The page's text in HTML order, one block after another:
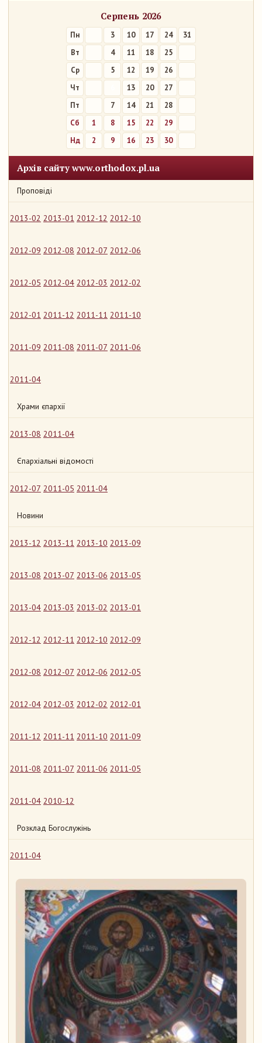
Серпень 2026
Пн 3 10 17 24
31
Вт
4 11 18
25
Ср
5 12 19
26
Чт
13 20
27
Пт
7 14 21
28
Сб
1 8 15 22
29
Нд
2 9 16 23 30
Архів сайту www.orthodox.pl.ua
Проповіді
2013-02 2013-01 2012-12 2012-10
2012-09 2012-08 2012-07 2012-06
2012-05 2012-04 2012-03 2012-02
2012-01 2011-12 2011-11 2011-10
2011-09 2011-08 2011-07 2011-06
2011-04
Храми єпархії
2013-08 2011-04
Єпархіальні відомості
2012-07 2011-05 2011-04
Новини
2013-12 2013-11 2013-10 2013-09
2013-08 2013-07 2013-06 2013-05
2013-04 2013-03 2013-02 2013-01
2012-12 2012-11 2012-10 2012-09
2012-08 2012-07 2012-06 2012-05
2012-04 2012-03 2012-02 2012-01
2011-12 2011-11 2011-10 2011-09
2011-08 2011-07 2011-06 2011-05
2011-04 2010-12
Розклад Богослужінь
2011-04